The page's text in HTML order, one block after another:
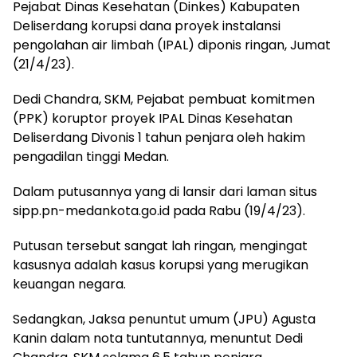
Pejabat Dinas Kesehatan (Dinkes) Kabupaten
Deliserdang korupsi dana proyek instalansi
pengolahan air limbah (IPAL) diponis ringan, Jumat
(21/4/23).
Dedi Chandra, SKM, Pejabat pembuat komitmen
(PPK) koruptor proyek IPAL Dinas Kesehatan
Deliserdang Divonis 1 tahun penjara oleh hakim
pengadilan tinggi Medan.
Dalam putusannya yang di lansir dari laman situs
sipp.pn-medankota.go.id pada Rabu (19/4/23).
Putusan tersebut sangat lah ringan, mengingat
kasusnya adalah kasus korupsi yang merugikan
keuangan negara.
Sedangkan, Jaksa penuntut umum (JPU) Agusta
Kanin dalam nota tuntutannya, menuntut Dedi